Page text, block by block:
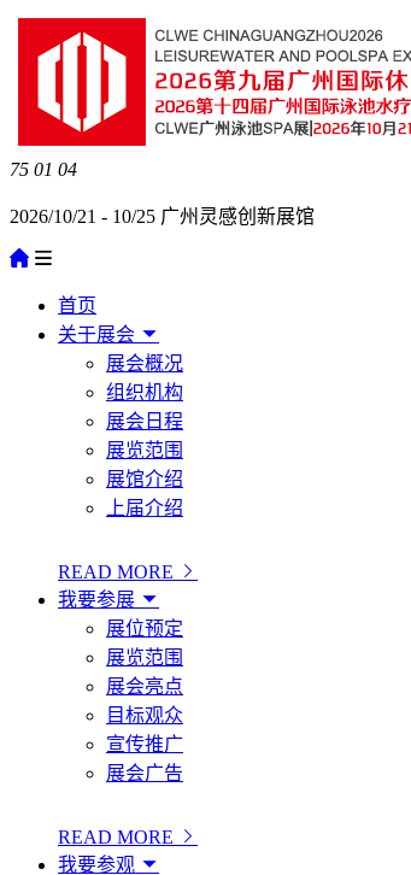
75 01 04
2026/10/21 - 10/25 广州灵感创新展馆
首页
关于展会
展会概况
组织机构
展会日程
展览范围
展馆介绍
上届介绍
READ MORE
我要参展
展位预定
展览范围
展会亮点
目标观众
宣传推广
展会广告
READ MORE
我要参观